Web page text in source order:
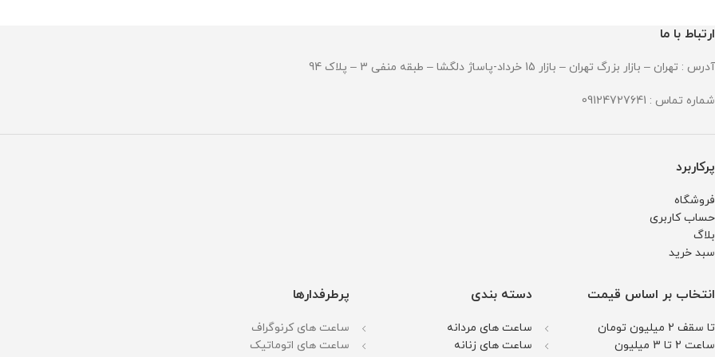
وزن : 211 گرم
ارتباط با ما
آدرس : تهران – بازار بزرگ تهران – بازار 15 خرداد-پاساژ دلگشا – طبقه منفی 3 – پلاک 94
شماره تماس : 09124727641
پرکاربرد
فروشگاه
حساب کاربری
بلاگ
سبد خرید
انتخاب بر اساس قیمت
تا سقف 2 میلیون تومان
ساعت 2 تا 3 میلیون
دسته بندی
ساعت های مردانه
ساعت های زنانه
پرطرفدارها
ساعت های کرنوگراف
ساعت های اتوماتیک